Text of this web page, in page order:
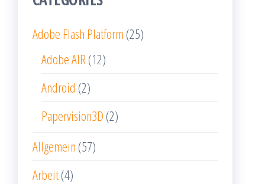
Adobe Flash Platform (25)
Adobe AIR (12)
Android (2)
Papervision3D (2)
Allgemein (57)
Arbeit(4)